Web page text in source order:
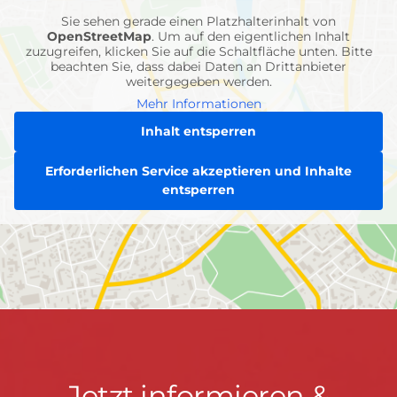
Sie sehen gerade einen Platzhalterinhalt von
OpenStreetMap. Um auf den eigentlichen Inhalt
zuzugreifen, klicken Sie auf die Schaltfläche unten. Bitte
beachten Sie, dass dabei Daten an Drittanbieter
weitergegeben werden.
Mehr Informationen
Inhalt entsperren
Erforderlichen Service akzeptieren und Inhalte
entsperren